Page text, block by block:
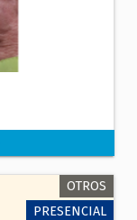
OTROS
PRESENCIAL